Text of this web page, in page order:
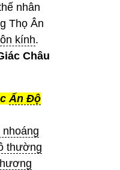
nhân
Thọ Ân
kính.
Châu
Ấn Độ
thường